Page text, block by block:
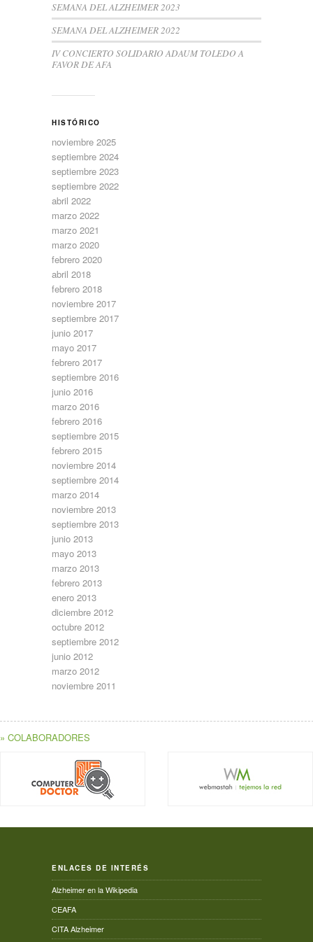
SEMANA DEL ALZHEIMER 2023
SEMANA DEL ALZHEIMER 2022
IV CONCIERTO SOLIDARIO ADAUM TOLEDO A
FAVOR DE AFA
HISTÓRICO
noviembre 2025
septiembre 2024
septiembre 2023
septiembre 2022
abril 2022
marzo 2022
marzo 2021
marzo 2020
febrero 2020
abril 2018
febrero 2018
noviembre 2017
septiembre 2017
junio 2017
mayo 2017
febrero 2017
septiembre 2016
junio 2016
marzo 2016
febrero 2016
septiembre 2015
febrero 2015
noviembre 2014
septiembre 2014
marzo 2014
noviembre 2013
septiembre 2013
junio 2013
mayo 2013
marzo 2013
febrero 2013
enero 2013
diciembre 2012
octubre 2012
septiembre 2012
junio 2012
marzo 2012
noviembre 2011
» COLABORADORES
ENLACES DE INTERÉS
Alzheimer en la Wikipedia
CEAFA
CITA Alzheimer